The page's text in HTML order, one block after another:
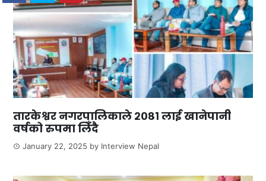
तारकेश्वर नगरपालिकाले २०८१ लाई खानेपानी
वर्षको रुपमा लिँदै
January 22, 2025 by Interview Nepal